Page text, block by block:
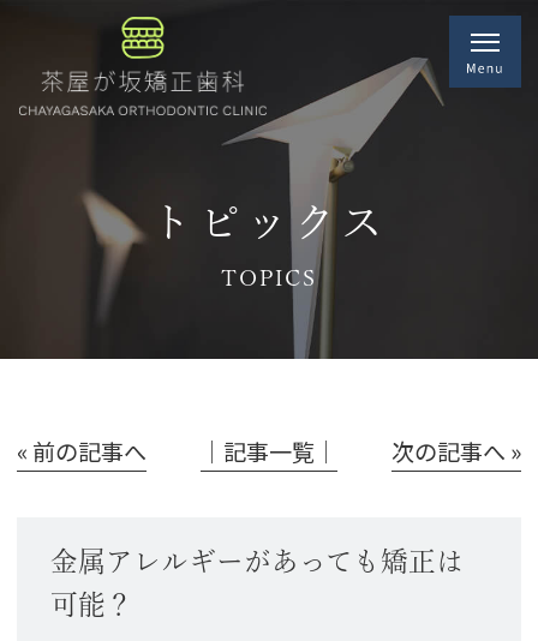
トピックス
TOPICS
« 前の記事へ │記事一覧│ 次の記事へ »
金属アレルギーがあっても矯正は
可能？